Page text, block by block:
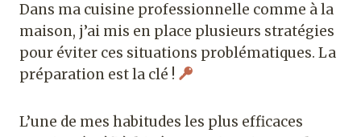
Dans ma cuisine professionnelle comme à la
maison, j’ai mis en place plusieurs stratégies
pour éviter ces situations problématiques. La
préparation est la clé !
L’une de mes habitudes les plus efficaces